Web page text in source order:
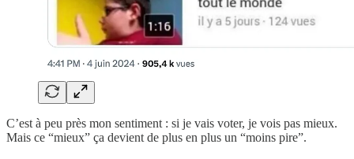
C’est à peu près mon sentiment : si je vais voter, je vois pas mieux.
Mais ce “mieux” ça devient de plus en plus un “moins pire”.